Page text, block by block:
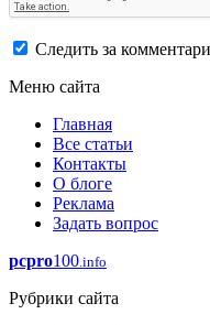
Следить за
Меню сайта
Главная
Все статьи
Контакты
О блоге
Реклама
Задать вопрос
pcpro100.info
Рубрики сайта